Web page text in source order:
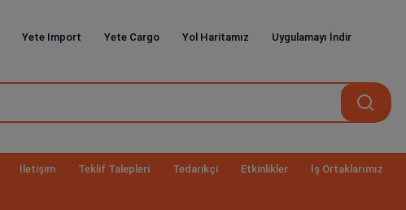
Yete Import Yete Cargo Yol Haritamız Uygulamayı İndir
İletişim Teklif Talepleri Tedarikçi Etkinlikler İş Ortaklarımız